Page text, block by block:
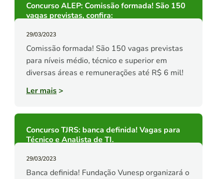
Concurso ALEP: Comissão formada! São 150
vagas previstas, confira:
29/03/2023
Comissão formada! São 150 vagas previstas
para níveis médio, técnico e superior em
diversas áreas e remunerações até R$ 6 mil!
Ler mais>
Concurso TJRS: banca definida! Vagas para
Técnico e Analista de TI.
29/03/2023
Banca definida! Fundação Vunesp organizará o